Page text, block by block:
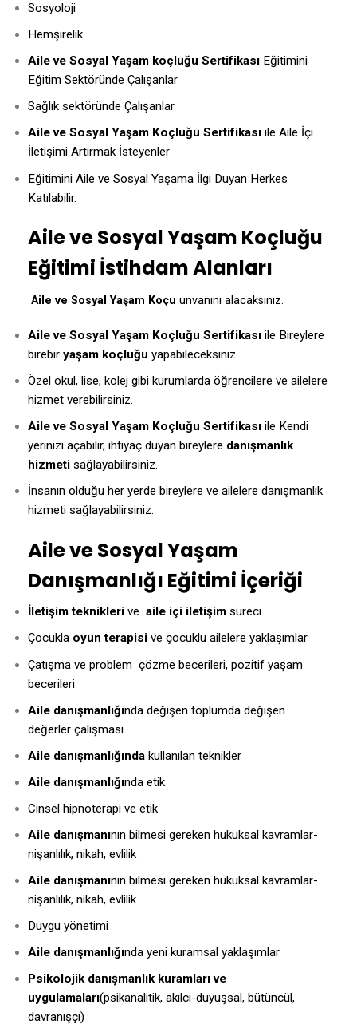
Sosyoloji
Hemşirelik
Aile ve Sosyal Yaşam koçluğu Sertifikası Eğitimini
Eğitim Sektöründe Çalışanlar
Sağlık sektöründe Çalışanlar
Aile ve Sosyal Yaşam Koçluğu Sertifikası ile Aile İçi
İletişimi Artırmak İsteyenler
Eğitimini Aile ve Sosyal Yaşama İlgi Duyan Herkes
Katılabilir.
Aile ve Sosyal Yaşam Koçluğu
Eğitimi İstihdam Alanları
Aile ve Sosyal Yaşam Koçu unvanını alacaksınız.
Aile ve Sosyal Yaşam Koçluğu Sertifikası ile Bireylere
birebir yaşam koçluğu yapabileceksiniz.
Özel okul, lise, kolej gibi kurumlarda öğrencilere ve ailelere
hizmet verebilirsiniz.
Aile ve Sosyal Yaşam Koçluğu Sertifikası ile Kendi
yerinizi açabilir, ihtiyaç duyan bireylere danışmanlık
hizmeti sağlayabilirsiniz.
İnsanın olduğu her yerde bireylere ve ailelere danışmanlık
hizmeti sağlayabilirsiniz.
Aile ve Sosyal Yaşam
Danışmanlığı Eğitimi İçeriği
İletişim teknikleri ve aile içi iletişim süreci
Çocukla oyun terapisi ve çocuklu ailelere yaklaşımlar
Çatışma ve problem çözme becerileri, pozitif yaşam
becerileri
Aile danışmanlığında değişen toplumda değişen
değerler çalışması
Aile danışmanlığında kullanılan teknikler
Aile danışmanlığında etik
Cinsel hipnoterapi ve etik
Aile danışmanının bilmesi gereken hukuksal kavramlar-
nişanlılık, nikah, evlilik
Aile danışmanının bilmesi gereken hukuksal kavramlar-
nişanlılık, nikah, evlilik
Duygu yönetimi
Aile danışmanlığında yeni kuramsal yaklaşımlar
Psikolojik danışmanlık kuramları ve
uygulamaları(psikanalitik, akılcı-duyuşsal, bütüncül,
davranışçı)